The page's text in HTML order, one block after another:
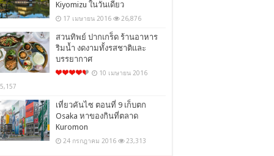
Kiyomizu ในวันเดียว
17 เมษายน 2016 26,876
สวนทิพย์ ปากเกร็ด ร้านอาหาร
ริมน้ำ งดงามทั้งรสชาติและ
บรรยากาศ
10 เมษายน 2016
เที่ยวคันไซ ตอนที่ 9 เก็บตก
Osaka หาของกินที่ตลาด
Kuromon
24 กรกฎาคม 2016 23,313